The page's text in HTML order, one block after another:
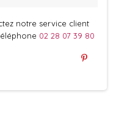
notre service client
02 28 07 39 80